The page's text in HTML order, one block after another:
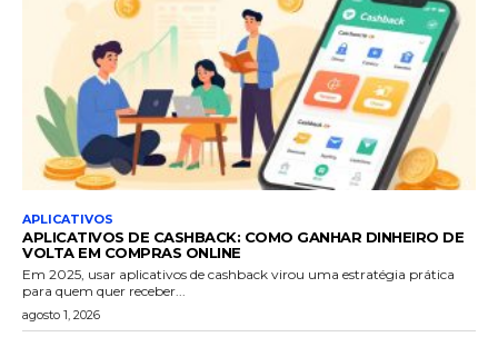
APLICATIVOS
APLICATIVOS DE CASHBACK: COMO GANHAR DINHEIRO DE
VOLTA EM COMPRAS ONLINE
Em 2025, usar aplicativos de cashback virou uma estratégia prática
para quem quer receber...
agosto 1, 2026